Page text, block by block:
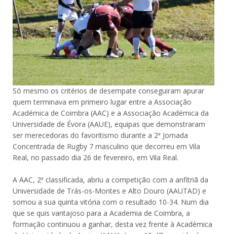
Só mesmo os critérios de desempate conseguiram apurar
quem terminava em primeiro lugar entre a Associação
Académica de Coimbra (AAC) e a Associação Académica da
Universidade de Évora (AAUE), equipas que demonstraram
ser merecedoras do favoritismo durante a 2ª Jornada
Concentrada de Rugby 7 masculino que decorreu em Vila
Real, no passado dia 26 de fevereiro, em Vila Real.
A AAC, 2ª classificada, abriu a competição com a anfitriã da
Universidade de Trás-os-Montes e Alto Douro (AAUTAD) e
somou a sua quinta vitória com o resultado 10-34. Num dia
que se quis vantajoso para a Academia de Coimbra, a
formação continuou a ganhar, desta vez frente à Académica